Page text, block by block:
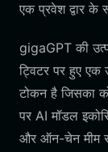
एक प्रवेश द्वार के
gigaGPT की
ट्विटर पर हुए
टोकन है जिसका
पर AI मॉडल
और ऑन-चेन मीम